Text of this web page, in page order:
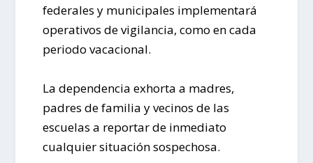
federales y municipales implementará
operativos de vigilancia, como en cada
periodo vacacional.
La dependencia exhorta a madres,
padres de familia y vecinos de las
escuelas a reportar de inmediato
cualquier situación sospechosa.